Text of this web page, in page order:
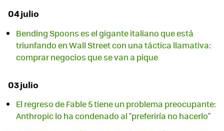
04 julio
Bending Spoons es el gigante italiano que está
triunfando en Wall Street con una táctica llamativa:
comprar negocios que se van a pique
03 julio
El regreso de Fable 5 tiene un problema preocupante:
Anthropic lo ha condenado al "preferiría no hacerlo"